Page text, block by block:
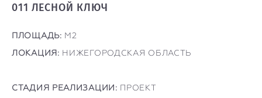
011 ЛЕСНОЙ КЛЮЧ
ПЛОЩАДЬ: М2
ЛОКАЦИЯ: НИЖЕГОРОДСКАЯ ОБЛАСТЬ
СТАДИЯ РЕАЛИЗАЦИИ: ПРОЕКТ